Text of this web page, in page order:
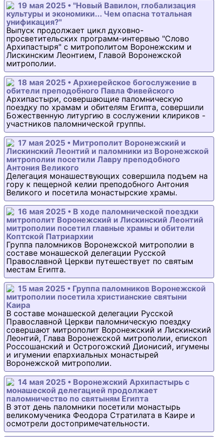
19 мая 2025 • "Новый Вавилон, глобализация
культуры и экономики... Чем опасна тотальная
унификация?"
Выпуск продолжает цикл духовно-
просветительских программ-интервью "Слово
Архипастыря" с митрополитом Воронежским и
Лискинским Леонтием, Главой Воронежской
митрополии.
18 мая 2025 • Архиерейское богослужение в
обители преподобного Павла Фивейского
Архипастыри, совершающие паломническую
поездку по храмам и обителям Египта, совершили
Божественную литургию в сослужении клириков -
участников паломнической группы.
17 мая 2025 • Митрополит Воронежский и
Лискинский Леонтий и паломники из Воронежской
митрополии посетили Лавру преподобного
Антония Великого
Делегация монашествующих совершила подъем на
гору к пещерной келии преподобного Антония
Великого и посетила монастырские храмы.
16 мая 2025 • В ходе паломнической поездки
митрополит Воронежский и Лискинский Леонтий
митрополии посетил главные храмы и обители
Коптской Патриархии
Группа паломников Воронежской митрополии в
составе монашеской делегации Русской
Православной Церкви путешествует по святым
местам Египта.
15 мая 2025 • Группа паломников Воронежской
митрополии посетила христианские святыни
Каира
В составе монашеской делегации Русской
Православной Церкви паломническую поездку
совершают митрополит Воронежский и Лискинский
Леонтий, Глава Воронежской митрополии, епископ
Россошанский и Острогожский Дионисий, игумены
и игумении епархиальных монастырей
Воронежской митрополии.
14 мая 2025 • Воронежский Архипастырь с
монашеской делегацией продолжает
паломничество по святыням Египта
В этот день паломники посетили монастырь
великомученика Феодора Стратилата в Каире и
осмотрели достопримечательности.